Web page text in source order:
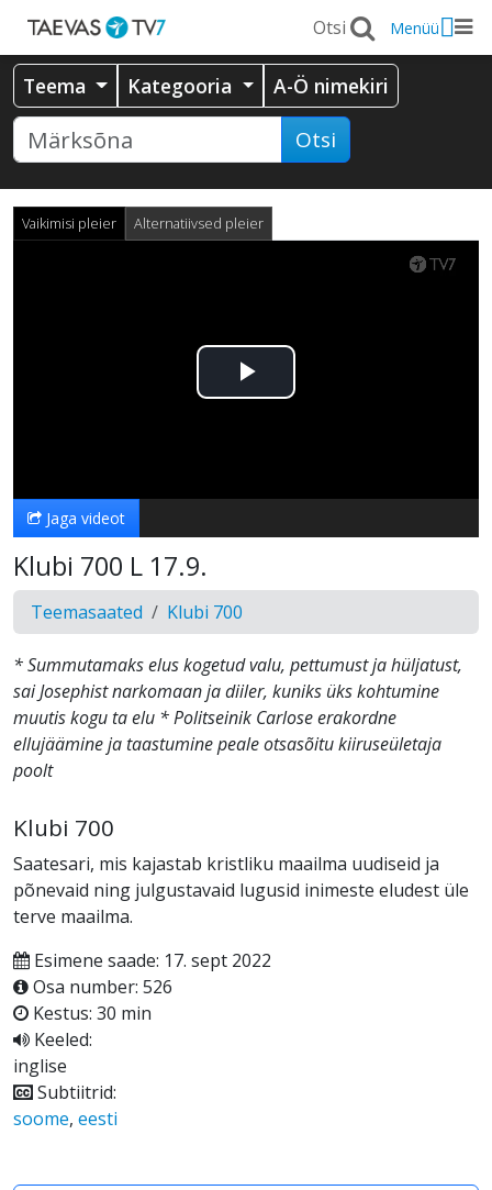
Menüü
Teema Kategooria A-Ö nimekiri
Otsi
Vaikimisi pleier Alternatiivsed pleier
Esita
Jaga videot
Klubi 700 L 17.9.
Teemasaated Klubi 700
* Summutamaks elus kogetud valu, pettumust ja hüljatust,
sai Josephist narkomaan ja diiler, kuniks üks kohtumine
muutis kogu ta elu * Politseinik Carlose erakordne
ellujäämine ja taastumine peale otsasõitu kiiruseületaja
poolt
Klubi 700
Saatesari, mis kajastab kristliku maailma uudiseid ja
põnevaid ning julgustavaid lugusid inimeste eludest üle
terve maailma.
Esimene saade: 17. sept 2022
Osa number: 526
Kestus: 30 min
Keeled:
inglise
Subtiitrid:
soome, eesti